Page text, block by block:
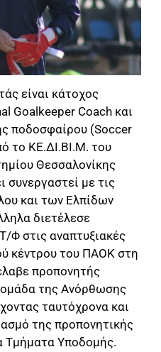
είναι κάτοχος
Goalkeeper Coach και
ποδοσφαίρου (Soccer
το ΚΕ.ΔΙ.ΒΙ.Μ. του
Θεσσαλονίκης
με τις
και των Ελπίδων
διετέλεσε
Φ στις αναπτυξιακές
κέντρου του ΠΑΟΚ στη
προπονητής
της Ανόρθωσης
ταυτόχρονα και
της προπονητικής
Τμήματα Υποδομής.